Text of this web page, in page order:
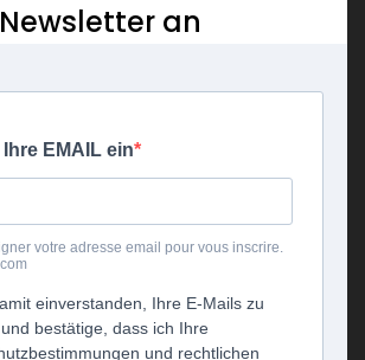
Newsletter an